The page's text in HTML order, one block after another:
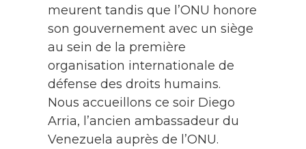
meurent tandis que l’ONU honore
son gouvernement avec un siège
au sein de la première
organisation internationale de
défense des droits humains.
Nous accueillons ce soir Diego
Arria, l’ancien ambassadeur du
Venezuela auprès de l’ONU.